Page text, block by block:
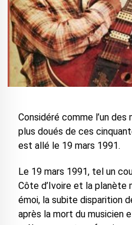
Considéré comme l’un
plus doués de ces
est allé le 19 mars 1991.
Le 19 mars 1991, tel un
Côte d’Ivoire et la planète
émoi, la subite disparition
après la mort du musicien